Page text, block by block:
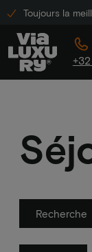
Toujours la
Recherche